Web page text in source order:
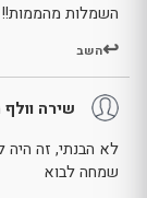
השמלות
השב
שירה וולף
לא הבנתי, זה היה
שמחה לבוא